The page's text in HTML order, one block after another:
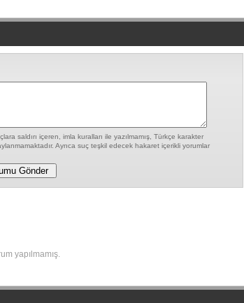
saldırı içeren, imla kuralları ile yazılmamış, Türkçe karakter
Ayrıca suç teşkil edecek hakaret içerikli yorumlar
yapılmamış.